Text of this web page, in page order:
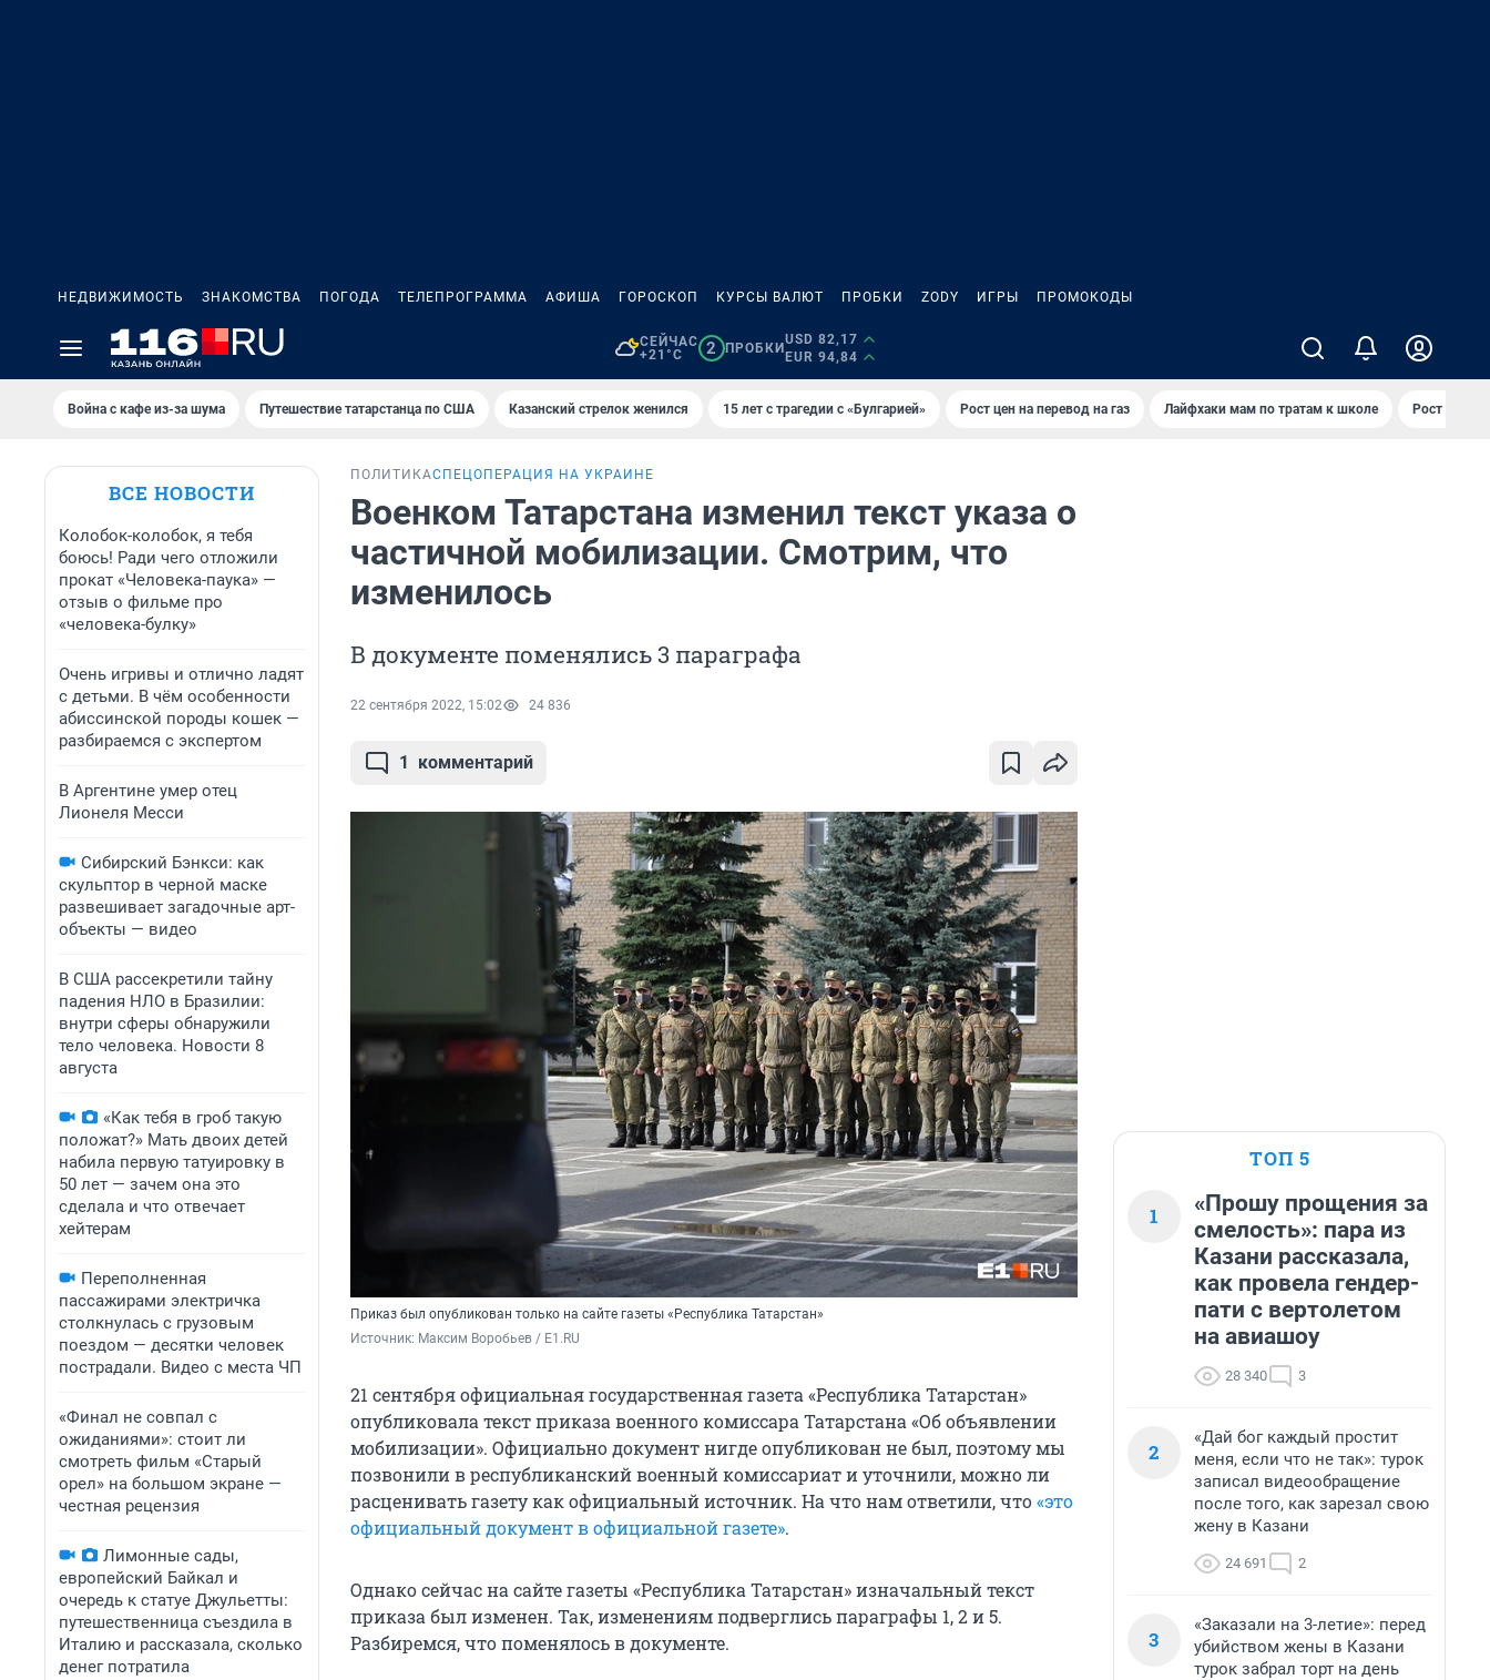
НЕДВИЖИМОСТЬ ЗНАКОМСТВА ПОГОДА ТЕЛЕПРОГРАММА АФИША ГОРОСКОП КУРСЫ ВАЛЮТ ПРОБКИ ZODY ИГРЫ ПРОМОКОДЫ
СЕЙЧАС
+21°C
2 ПРОБКИ
USD 82,17
EUR 94,84
Война с кафе из-за шума Путешествие татарстанца по США Казанский стрелок женился 15 лет с трагедии с «Булгарией» Рост цен на перевод на газ Лайфхаки мам по тратам к школе Рост цен на
ВСЕ НОВОСТИ
Колобок-колобок, я тебя
боюсь! Ради чего отложили
прокат «Человека-паука» —
отзыв о фильме про
«человека-булку»
Очень игривы и отлично ладят
с детьми. В чём особенности
абиссинской породы кошек —
разбираемся с экспертом
В Аргентине умер отец
Лионеля Месси
Сибирский Бэнкси: как
скульптор в черной маске
развешивает загадочные арт-
объекты — видео
В США рассекретили тайну
падения НЛО в Бразилии:
внутри сферы обнаружили
тело человека. Новости 8
августа
«Как тебя в гроб такую
положат?» Мать двоих детей
набила первую татуировку в
50 лет — зачем она это
сделала и что отвечает
хейтерам
Переполненная
пассажирами электричка
столкнулась с грузовым
поездом — десятки человек
пострадали. Видео с места ЧП
«Финал не совпал с
ожиданиями»: стоит ли
смотреть фильм «Старый
орел» на большом экране —
честная рецензия
Лимонные сады,
европейский Байкал и
очередь к статуе Джульетты:
путешественница съездила в
Италию и рассказала, сколько
денег потратила
ПОЛИТИКАСПЕЦОПЕРАЦИЯ НА УКРАИНЕ
Военком Татарстана изменил текст указа о
частичной мобилизации. Смотрим, что
изменилось
В документе поменялись 3 параграфа
22 сентября 2022, 15:02 24 836
1 комментарий
Приказ был опубликован только на сайте газеты «Республика Татарстан»
Источник: Максим Воробьев / E1.RU
21 сентября официальная государственная газета «Республика Татарстан»
опубликовала текст приказа военного комиссара Татарстана «Об объявлении
мобилизации». Официально документ нигде опубликован не был, поэтому мы
позвонили в республиканский военный комиссариат и уточнили, можно ли
расценивать газету как официальный источник. На что нам ответили, что«это
официальный документ в официальной газете».
Однако сейчас на сайте газеты «Республика Татарстан» изначальный текст
приказа был изменен. Так, изменениям подверглись параграфы 1, 2 и 5.
Разбиремся, что поменялось в документе.
ТОП 5
1
«Прошу прощения за
смелость»: пара из
Казани рассказала,
как провела гендер-
пати с вертолетом
на авиашоу
28 340 3
2
«Дай бог каждый простит
меня, если что не так»: турок
записал видеообращение
после того, как зарезал свою
жену в Казани
24 691 2
3
«Заказали на 3-летие»: перед
убийством жены в Казани
турок забрал торт на день